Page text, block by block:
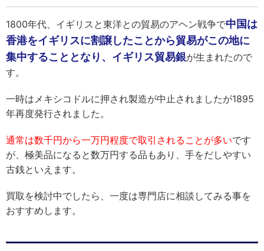
1800年代、イギリスと東洋との貿易のアヘン戦争で中国は
香港をイギリスに割譲したことから貿易がこの地に
集中することとなり、イギリス貿易銀が生まれたので
す。
一時はメキシコドルに押され製造が中止されましたが1895
年再度発行されました。
通常は数千円から一万円程度で取引されることが多いです
が、極美品になると数万円する品もあり、手をだしやすい
古銭といえます。
買取を検討中でしたら、一度は専門店に相談してみる事を
おすすめします。